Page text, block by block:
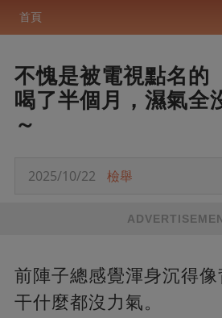
首頁
不愧是被電視點名的
喝了半個月，濕氣全
～
2025/10/22 檢舉
前陣子總感覺渾身沉得像
干什麼都沒力氣。